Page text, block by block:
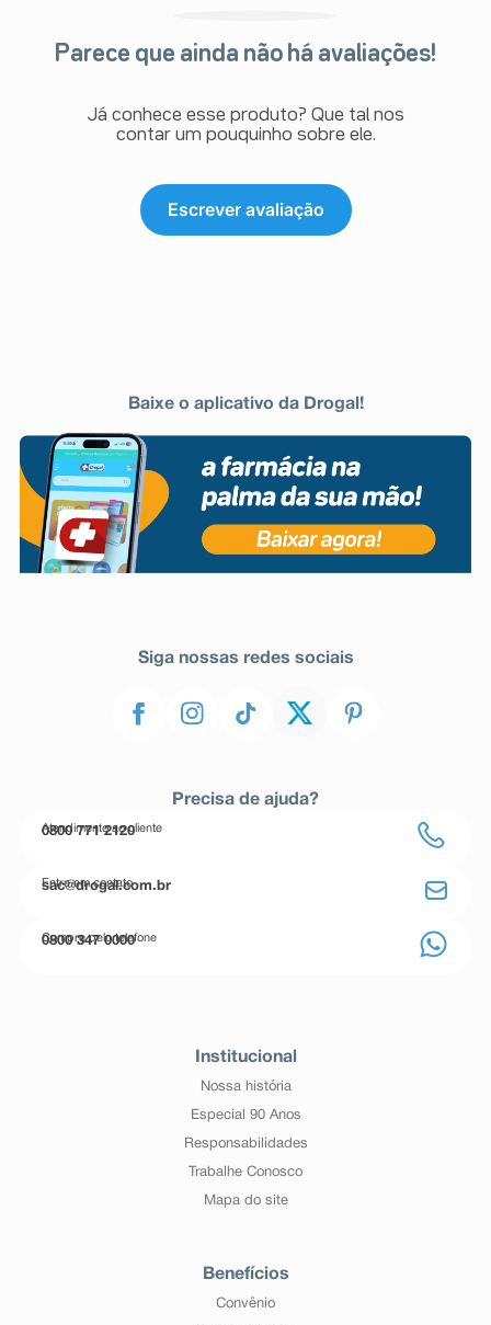
Parece que ainda não há avaliações!
Já conhece esse produto? Que tal nos
contar um pouquinho sobre ele.
Escrever avaliação
Baixe o aplicativo da Drogal!
Siga nossas redes sociais
Precisa de ajuda?
Atendimento ao cliente
0800 771 2120
Entre em contato
sac@drogal.com.br
Compre pelo telefone
0800 347 0000
Institucional
Nossa história
Especial 90 Anos
Responsabilidades
Trabalhe Conosco
Mapa do site
Benefícios
Convênio